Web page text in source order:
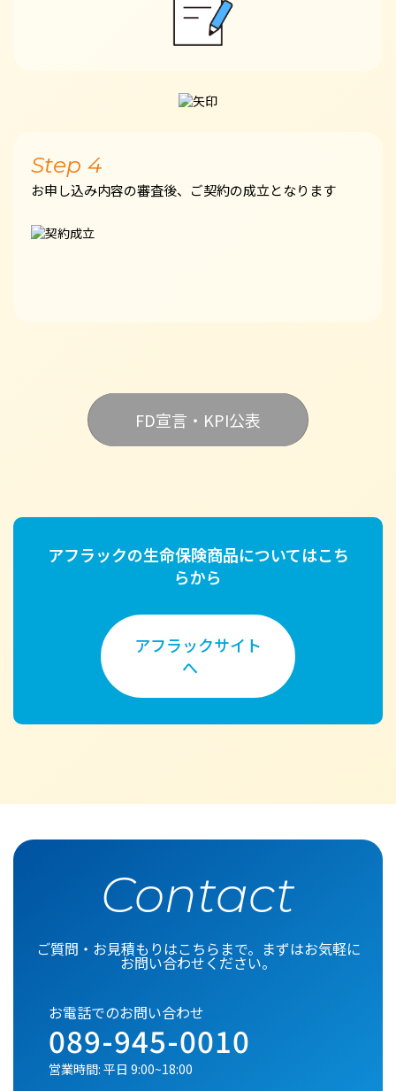
Step 4
お申し込み内容の審査後、ご契約の成立となります
FD宣言・KPI公表
アフラックの生命保険商品についてはこち
らから
アフラックサイト
へ
Contact
ご質問・お見積もりはこちらまで。まずはお気軽に
お問い合わせください。
お電話でのお問い合わせ
089-945-0010
営業時間: 平日 9:00~18:00